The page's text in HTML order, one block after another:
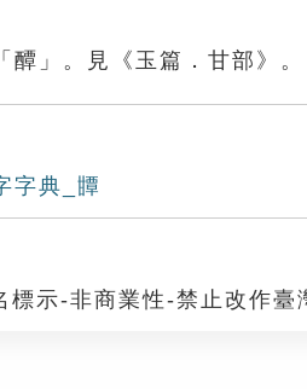
醰」。見《玉篇．甘部》。
字典_㽑
標示-非商業性-禁止改作臺